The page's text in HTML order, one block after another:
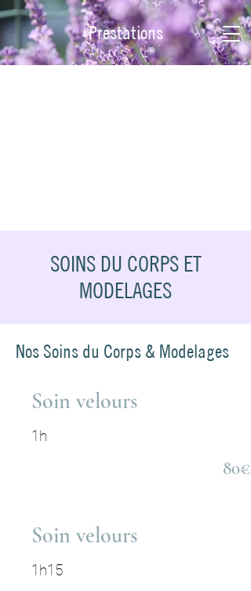
Prestations
SOINS DU CORPS ET
MODELAGES
Nos Soins du Corps & Modelages
Soin velours
1h
80€
Soin velours
1h15